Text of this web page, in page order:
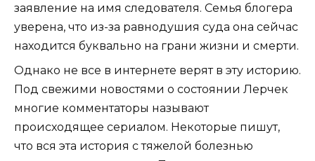
заявление на имя следователя. Семья блогера
уверена, что из-за равнодушия суда она сейчас
находится буквально на грани жизни и смерти.
Однако не все в интернете верят в эту историю.
Под свежими новостями о состоянии Лерчек
многие комментаторы называют
происходящее сериалом. Некоторые пишут,
что вся эта история с тяжелой болезнью